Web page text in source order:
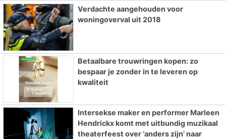
Verdachte aangehouden voor
woningoverval uit 2018
Betaalbare trouwringen kopen: zo
bespaar je zonder in te leveren op
kwaliteit
Intersekse maker en performer Marleen
Hendrickx komt met uitbundig muzikaal
theaterfeest over ‘anders zijn’ naar